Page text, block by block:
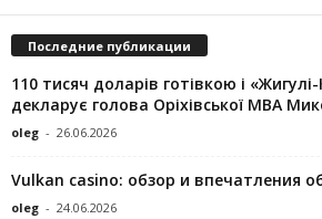
Последние публикации
110 тисяч доларів готівкою і
декларує голова Оріхівської МВА
oleg - 26.06.2026
Vulkan casino: обзор и впечатления
oleg - 24.06.2026